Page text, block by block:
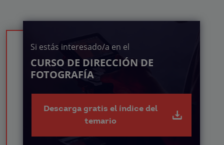
Si estás interesado/a en el
CURSO DE DIRECCIÓN DE
FOTOGRAFÍA
Descarga gratis el índice del
temario